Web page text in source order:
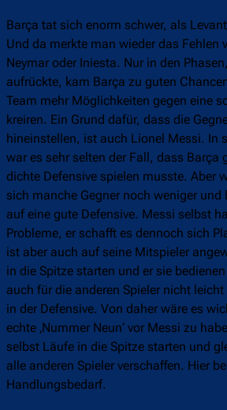
Barça tat sich enorm schwer, als
Und da merkte man wieder das Fehlen
Neymar oder Iniesta. Nur in den
aufrückte, kam Barça zu guten
Team mehr Möglichkeiten gegen eine
kreiren. Ein Grund dafür, dass die
hineinstellen, ist auch Lionel Messi. In
war es sehr selten der Fall, dass Barça
dichte Defensive spielen musste. Aber
sich manche Gegner noch weniger und
auf eine gute Defensive. Messi selbst
Probleme, er schafft es dennoch sich
ist aber auch auf seine Mitspieler
in die Spitze starten und er sie
auch für die anderen Spieler nicht leicht
in der Defensive. Von daher wäre es
echte ‚Nummer Neun‘ vor Messi zu
selbst Läufe in die Spitze starten und
alle anderen Spieler verschaffen. Hier
Handlungsbedarf.